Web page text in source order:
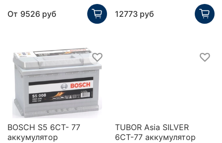
От 9526 руб 12773 руб
BOSCH S5 6CT- 77
аккумулятор
TUBOR Asia SILVER
6СТ-77 аккумулятор